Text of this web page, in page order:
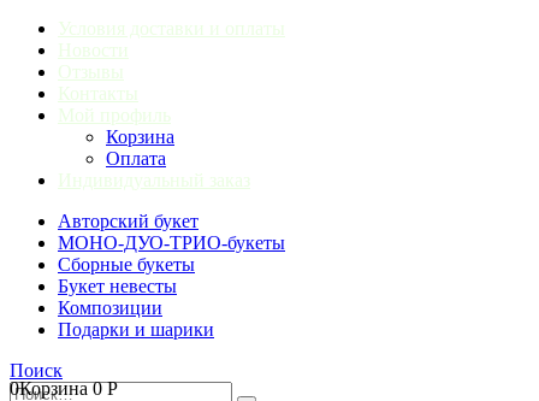
Условия доставки и оплаты
Новости
Отзывы
Контакты
Мой профиль
Корзина
Оплата
Индивидуальный заказ
Авторский букет
МОНО-ДУО-ТРИО-букеты
Сборные букеты
Букет невесты
Композиции
Подарки и шарики
Поиск
0Корзина0Р